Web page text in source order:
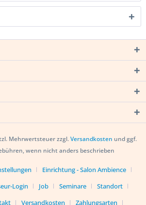
Mehrwertsteuer zzgl.Versandkosten und ggf.
wenn nicht anders beschrieben
Einrichtung - Salon Ambience
Login Job Seminare
Standort
Versandkosten Zahlungsarten